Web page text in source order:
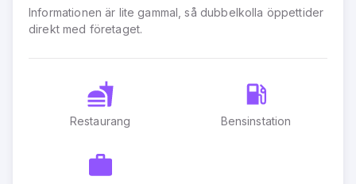
Informationen är lite gammal, så dubbelkolla öppettider
direkt med företaget.
Restaurang Bensinstation